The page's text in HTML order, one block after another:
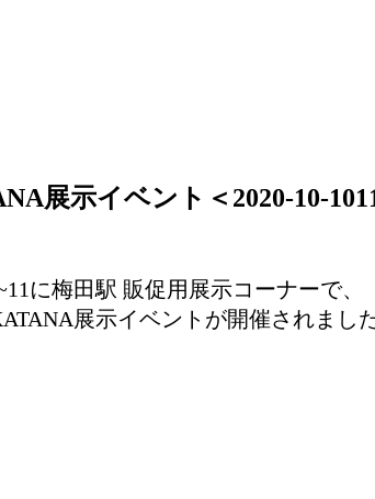
展示イベント＜2020-10-
に梅田駅 販促用展示コーナーで、
展示イベントが開催されまし